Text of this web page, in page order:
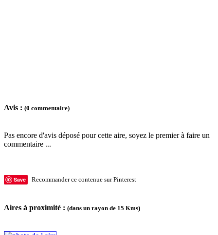
Avis : (0 commentaire)
Pas encore d'avis déposé pour cette aire, soyez le premier à faire un
commentaire ...
Save Recommander ce contenue sur Pinterest
Aires à proximité : (dans un rayon de 15 Kms)